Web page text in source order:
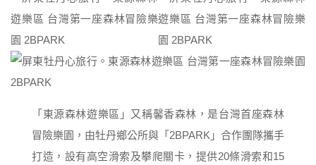
「東源森林遊樂區」又稱馨香森林，是台灣首座森林
冒險樂園，由牡丹鄉公所與「2BPARK」合作團隊攜手
打造，設有高空滑索及攀爬關卡，提供20條滑索和15